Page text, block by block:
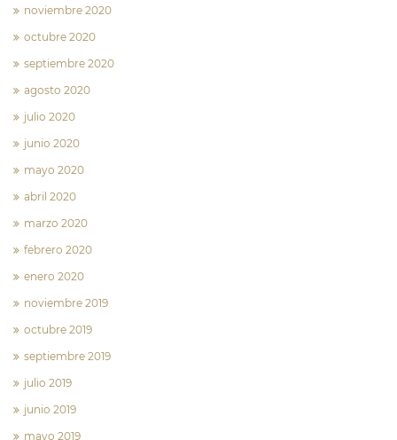
noviembre 2020
octubre 2020
septiembre 2020
agosto 2020
julio 2020
junio 2020
mayo 2020
abril 2020
marzo 2020
febrero 2020
enero 2020
noviembre 2019
octubre 2019
septiembre 2019
julio 2019
junio 2019
mayo 2019